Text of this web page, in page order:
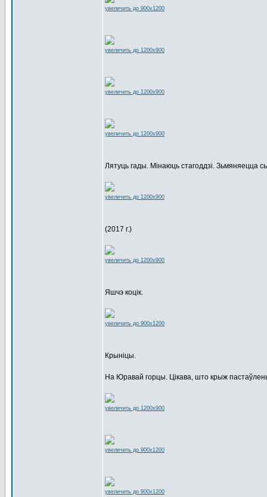
увеличить до 900x1200
увеличить до 1200x900
увеличить до 1200x900
увеличить до 1200x900
Лятуць гады. Мінаюць стагоддзі. Зьмяняецца
увеличить до 1200x900
(2017 г.)
увеличить до 1200x900
Яшчэ коцік.
увеличить до 900x1200
Крыніцы.
На Юравай горцы. Цікава, што крыж
увеличить до 1200x900
увеличить до 900x1200
увеличить до 900x1200